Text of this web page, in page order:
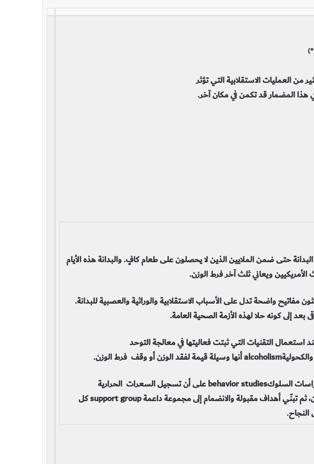
العمليات الاستقلابية التي تؤثر
في هذا المضمار قد تكمن في مكان آخر.
حتى ضمن الملايين الذين لا يحصلون على طعام كافٍ. والبدانة هذه الأيام
ويعاني ثلث آخر فرط الوزن.
مفاتيح واضحة تدل على الأسباب الاستقلابية والوراثية والعصبية للبدانة.
بعد إلى كونه حلا لهذه الأزمة الصحية العامة.
استعمال التقنيات التي ثبتت فعاليتها في معالجة التوحد
الخطوات التالية: لقد دلت دراسات السلوكbehavior studies على أن تسجيل السعرات الحرارية
(الكالوريات) والتمارين والوزن، ثم تبنّي أهداف مقبولة والانضمام إلى مجموعة داعمة support group كل